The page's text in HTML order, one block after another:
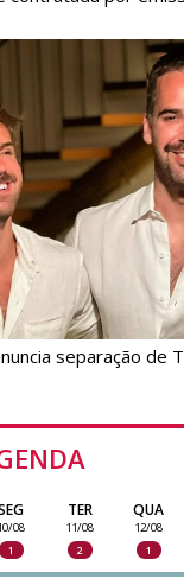
08
1
TER
11/08
2
QUA
12/08
1
separação de